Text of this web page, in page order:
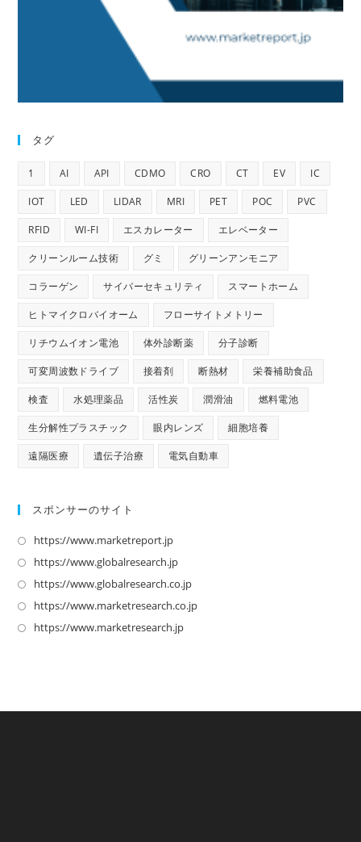
タグ
1 AI API CDMO CRO CT EV IC
IOT LED LIDAR MRI PET POC PVC
RFID WI-FI エスカレーター エレベーター
クリーンルーム技術 グミ グリーンアンモニア
コラーゲン サイバーセキュリティ スマートホーム
ヒトマイクロバイオーム フローサイトメトリー
リチウムイオン電池 体外診断薬 分子診断
可変周波数ドライブ 接着剤 断熱材 栄養補助食品
検査 水処理薬品 活性炭 潤滑油 燃料電池
生分解性プラスチック 眼内レンズ 細胞培養
遠隔医療 遺伝子治療 電気自動車
スポンサーのサイト
https://www.marketreport.jp新
し
い
タ
ブ
https://www.globalresearch.jp新
し
い
タ
https://www.globalresearch.co.jp新
し
https://www.marketresearch.co.jp新
https://www.marketresearch.jp新
ブ